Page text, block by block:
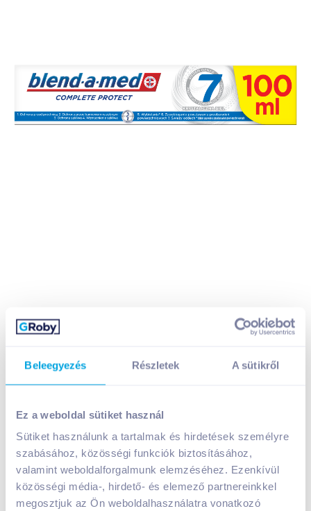
Beleegyezés Részletek A sütikről
Ez a weboldal sütiket használ
Sütiket használunk a tartalmak és hirdetések személyre
szabásához, közösségi funkciók biztosításához,
valamint weboldalforgalmunk elemzéséhez. Ezenkívül
közösségi média-, hirdető- és elemező partnereinkkel
megosztjuk az Ön weboldalhasználatra vonatkozó
Blend-a-med Complete Protect 7 fogkrém 100 ml
crystal white
A termék jelenleg nem elérhető